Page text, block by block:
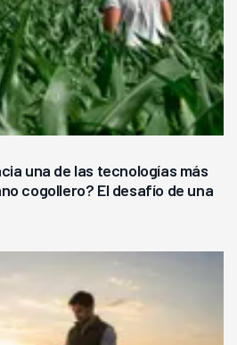
una de las tecnologías más
cogollero? El desafío de una